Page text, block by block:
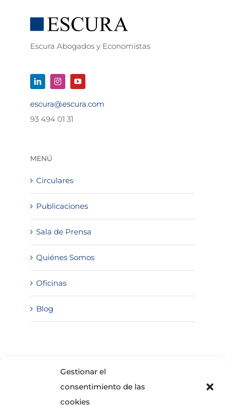
Gestionar el
consentimiento de las
cookies
Escura Abogados y Economistas
escura@escura.com
93 494 01 31
MENÚ
Circulares
Publicaciones
Sala de Prensa
Quiénes Somos
Oficinas
Blog